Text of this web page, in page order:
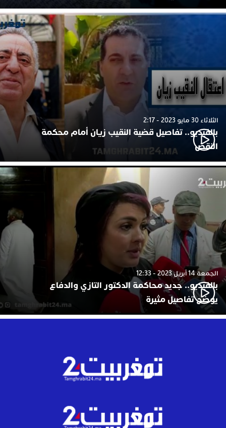
الثلاثاء 30 مايو 2023 - 2:17
بالفيديو.. تفاصيل قضية النقيب زيان أمام محكمة
النقض
الجمعة 14 أبريل 2023 - 12:33
بالفيديو.. جديد محاكمة الدكتور التازي والدفاع
يوضح تفاصيل مثيرة